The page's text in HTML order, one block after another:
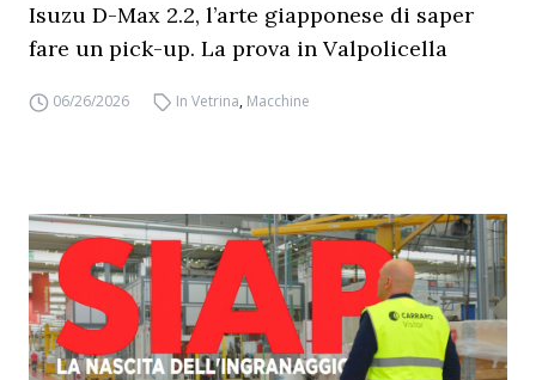
Isuzu D-Max 2.2, l’arte giapponese di saper
fare un pick-up. La prova in Valpolicella
06/26/2026 In Vetrina, Macchine